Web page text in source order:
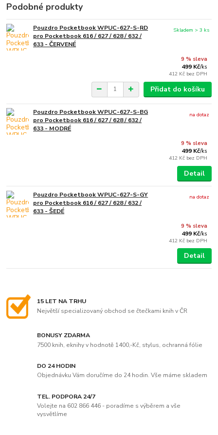
Podobné produkty
Pouzdro Pocketbook WPUC-627-S-RD
pro Pocketbook 616 / 627 / 628 / 632 /
633 - ČERVENÉ
9 % sleva
499 Kč/ks
412 Kč bez DPH
Skladem > 3 ks
Přidat do košíku
Pouzdro Pocketbook WPUC-627-S-BG
pro Pocketbook 616 / 627 / 628 / 632 /
633 - MODRÉ
9 % sleva
499 Kč/ks
412 Kč bez DPH
na dotaz
Detail
Pouzdro Pocketbook WPUC-627-S-GY
pro Pocketbook 616 / 627 / 628 / 632 /
633 - ŠEDÉ
9 % sleva
499 Kč/ks
412 Kč bez DPH
na dotaz
Detail
15 LET NA TRHU
Největší specializovaný obchod se čtečkami knih v ČR
BONUSY ZDARMA
7500 knih, eknihy v hodnotě 1400,-Kč, stylus, ochranná fólie
DO 24 HODIN
Objednávku Vám doručíme do 24 hodin. Vše máme skladem
TEL. PODPORA 24/7
Volejte na 602 866 446 - poradíme s výběrem a vše
vysvětlíme